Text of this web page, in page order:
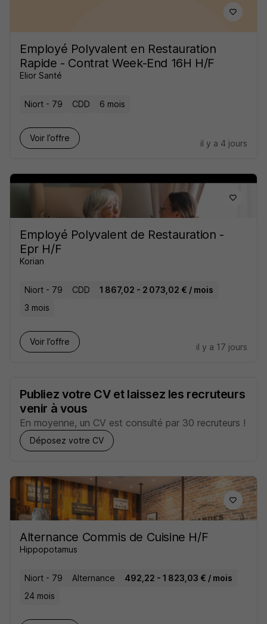
Employé Polyvalent en Restauration
Rapide - Contrat Week-End 16H H/F
Elior Santé
Niort - 79 CDD 6 mois
Voir l’offre
il y a 4 jours
Employé Polyvalent de Restauration -
Epr H/F
Korian
Niort - 79 CDD
1 867,02 - 2 073,02 € / mois
3 mois
Voir l’offre
il y a 17 jours
Publiez votre CV et laissez les recruteurs
venir à vous
En moyenne, un CV est consulté par 30 recruteurs !
Déposez votre CV
Alternance Commis de Cuisine H/F
Hippopotamus
Niort - 79 Alternance
492,22 - 1 823,03 € / mois
24 mois